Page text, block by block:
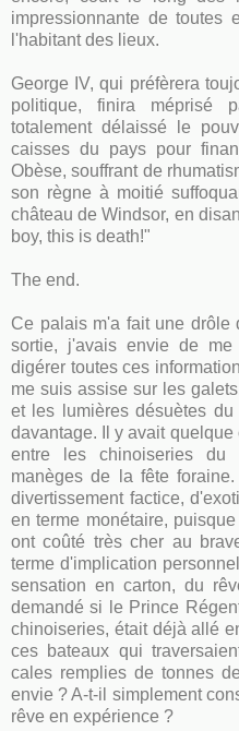
impressionnante de toutes
l'habitant des lieux.
George IV, qui préfèrera
politique, finira méprisé
totalement délaissé le
caisses du pays pour
Obèse, souffrant de
son règne à moitié
château de Windsor, en
boy, this is death!"
The end.
Ce palais m'a fait une drôle
sortie, j'avais envie de
digérer toutes ces
me suis assise sur les
et les lumières désuètes
davantage. Il y avait
entre les chinoiseries
manèges de la fête
divertissement factice,
en terme monétaire,
ont coûté très cher au
terme d'implication
sensation en carton, du
demandé si le Prince
chinoiseries, était déjà allé
ces bateaux qui
cales remplies de tonnes
envie ? A-t-il simplement
rêve en expérience ?